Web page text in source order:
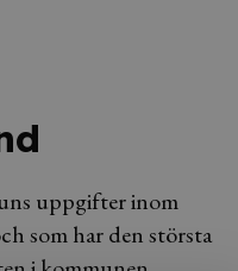
uppgifter inom
som har den största